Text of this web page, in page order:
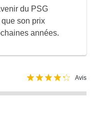
du PSG
son prix
années.
Avis